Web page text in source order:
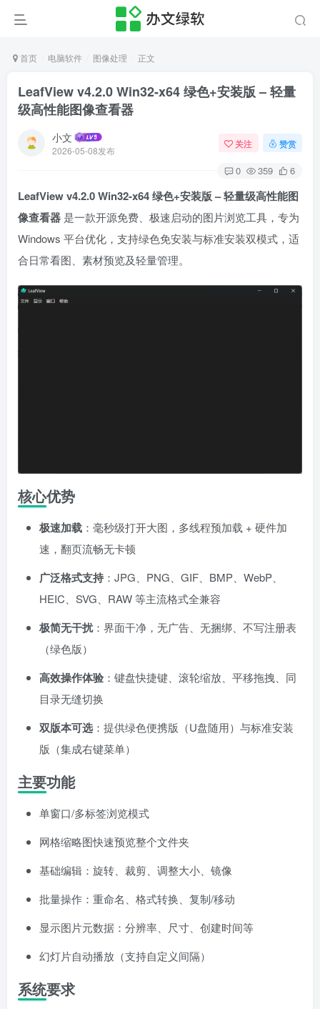
首页 电脑软件 图像处理 正文
LeafView v4.2.0 Win32-x64 绿色+安装版 – 轻量
级高性能图像查看器
小文
2026-05-08发布
关注 赞赏
0 359 6
LeafView v4.2.0 Win32-x64 绿色+安装版 – 轻量级高性能图
像查看器 是一款开源免费、极速启动的图片浏览工具，专为
Windows 平台优化，支持绿色免安装与标准安装双模式，适
合日常看图、素材预览及轻量管理。
核心优势
极速加载 ：毫秒级打开大图，多线程预加载 + 硬件加
速，翻页流畅无卡顿
广泛格式支持：JPG、PNG、GIF、BMP、WebP、
HEIC、SVG、RAW 等主流格式全兼容
极简无干扰：界面干净，无广告、无捆绑、不写注册表
（绿色版）
高效操作体验：键盘快捷键、滚轮缩放、平移拖拽、同
目录无缝切换
双版本可选 ：提供绿色便携版（U盘随用）与标准安装
版（集成右键菜单）
主要功能
单窗口/多标签浏览模式
网格缩略图快速预览整个文件夹
基础编辑：旋转、裁剪、调整大小、镜像
批量操作：重命名、格式转换、复制/移动
显示图片元数据：分辨率、尺寸、创建时间等
幻灯片自动播放（支持自定义间隔）
系统要求